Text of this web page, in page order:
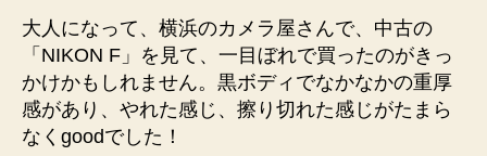
大人になって、横浜のカメラ屋さんで、中古の
「NIKON F」を見て、一目ぼれで買ったのがきっ
かけかもしれません。黒ボディでなかなかの重厚
感があり、やれた感じ、擦り切れた感じがたまら
なくgoodでした！